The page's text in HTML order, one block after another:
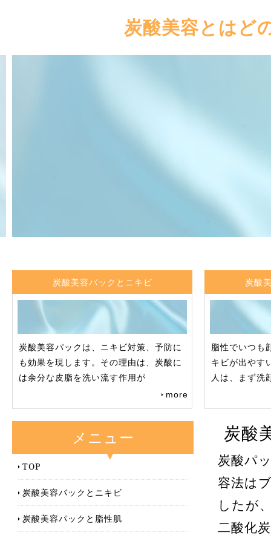
炭酸美容とはど
炭酸美容バックとニキビ
炭酸美容パックは、ニキビ対策、予防に
も効果を現します。その理由は、炭酸に
は余分な皮脂を洗い流す作用が
more
炭酸
脂性でいつも
キビが出やす
人は、まず洗
メニュー
TOP
炭酸美容バックとニキビ
炭酸美容パックと脂性肌
炭酸
炭酸パ
容法は
したが
二酸化